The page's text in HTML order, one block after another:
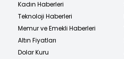
Kadın Haberleri
Teknoloji Haberleri
Memur ve Emekli Haberleri
Altın Fiyatları
Dolar Kuru